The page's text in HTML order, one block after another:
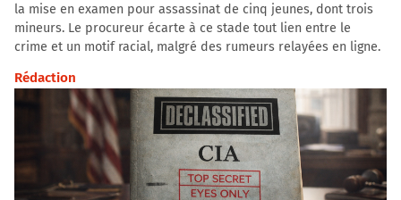
la mise en examen pour assassinat de cinq jeunes, dont trois
mineurs. Le procureur écarte à ce stade tout lien entre le
crime et un motif racial, malgré des rumeurs relayées en ligne.
Rédaction